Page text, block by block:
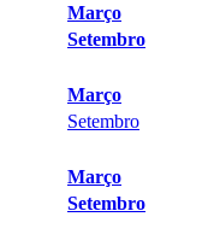
Março
Setembro
Março
Setembro
Março
Setembro